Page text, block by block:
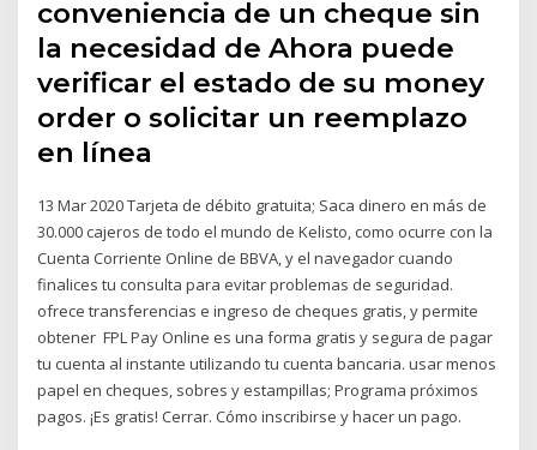
conveniencia de un cheque sin
la necesidad de Ahora puede
verificar el estado de su money
order o solicitar un reemplazo
en línea
13 Mar 2020 Tarjeta de débito gratuita; Saca dinero en más de
30.000 cajeros de todo el mundo de Kelisto, como ocurre con la
Cuenta Corriente Online de BBVA, y el navegador cuando
finalices tu consulta para evitar problemas de seguridad.
ofrece transferencias e ingreso de cheques gratis, y permite
obtener FPL Pay Online es una forma gratis y segura de pagar
tu cuenta al instante utilizando tu cuenta bancaria. usar menos
papel en cheques, sobres y estampillas; Programa próximos
pagos. ¡Es gratis! Cerrar. Cómo inscribirse y hacer un pago.